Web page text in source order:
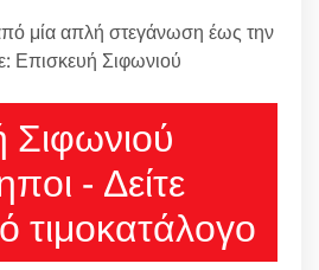
μία απλή στεγάνωση έως την
Επισκευή Σιφωνιού
Σιφωνιού
- Δείτε
τιμοκατάλογο